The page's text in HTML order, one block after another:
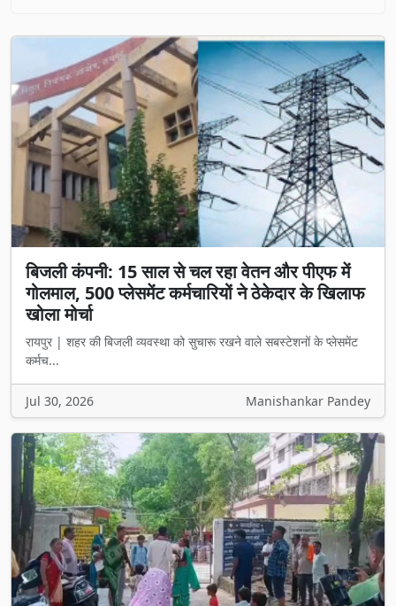
बिजली कंपनी: 15 साल से चल रहा वेतन और पीएफ में
गोलमाल, 500 प्लेसमेंट कर्मचारियों ने ठेकेदार के खिलाफ
खोला मोर्चा
रायपुर | शहर की बिजली व्यवस्था को सुचारू रखने वाले सबस्टेशनों के प्लेसमेंट
कर्मच...
Jul 30, 2026 Manishankar Pandey